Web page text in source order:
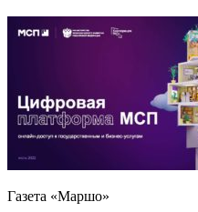
Газета «Маршо»